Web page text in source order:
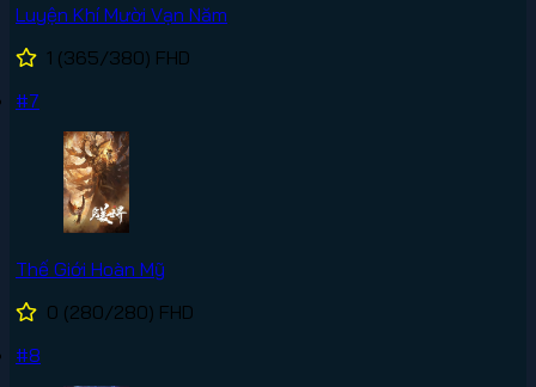
Luyện Khí Mười Vạn Năm
1 (365/380) FHD
#7
Thế Giới Hoàn Mỹ
0 (280/280) FHD
#8